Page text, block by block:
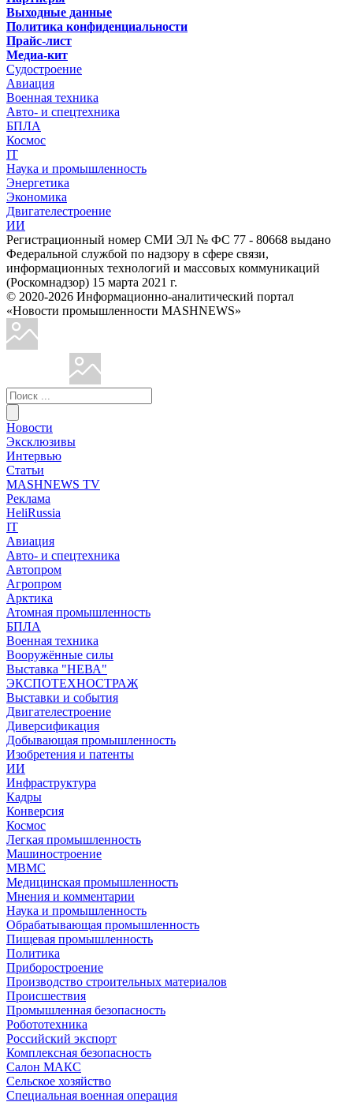
Выходные данные
Политика конфиденциальности
Прайс-лист
Медиа-кит
Судостроение
Авиация
Военная техника
Авто- и спецтехника
БПЛА
Космос
IT
Наука и промышленность
Энергетика
Экономика
Двигателестроение
ИИ
Регистрационный номер СМИ ЭЛ № ФС 77 - 80668 выдано
Федеральной службой по надзору в сфере связи,
информационных технологий и массовых коммуникаций
(Роскомнадзор) 15 марта 2021 г.
© 2020-2026 Информационно-аналитический портал
«Новости промышленности MASHNEWS»
Новости
Эксклюзивы
Интервью
Статьи
MASHNEWS TV
Реклама
HeliRussia
IT
Авиация
Авто- и спецтехника
Автопром
Агропром
Арктика
Атомная промышленность
БПЛА
Военная техника
Вооружённые силы
Выставка "НЕВА"
ЭКСПОТЕХНОСТРАЖ
Выставки и события
Двигателестроение
Диверсификация
Добывающая промышленность
Изобретения и патенты
ИИ
Инфраструктура
Кадры
Конверсия
Космос
Легкая промышленность
Машиностроение
МВМС
Медицинская промышленность
Мнения и комментарии
Наука и промышленность
Обрабатывающая промышленность
Пищевая промышленность
Политика
Приборостроение
Производство строительных материалов
Происшествия
Промышленная безопасность
Робототехника
Российский экспорт
Комплексная безопасность
Салон МАКС
Сельское хозяйство
Специальная военная операция